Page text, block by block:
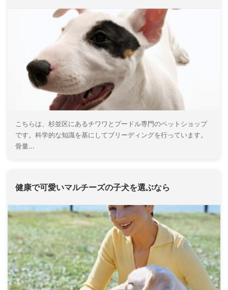
こちらは、杉並区にあるチワワとプードル専門のペットショップ
です。科学的な知識を基にしてブリーディングを行っています。
骨量...
健康で可愛いマルチーズの子犬を選ぶなら